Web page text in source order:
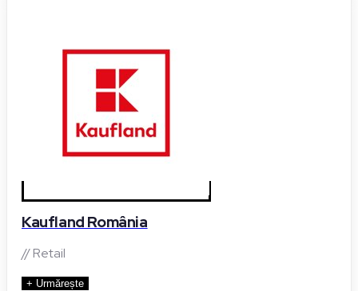
Kaufland România
// Retail
+ Urmărește